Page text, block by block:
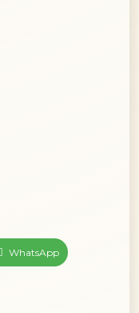
WhatsApp